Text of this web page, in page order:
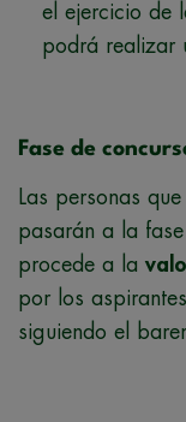
el ejercicio de
podrá realizar
Fase de
Las personas
pasarán a la
procede a la
por los
siguiendo el